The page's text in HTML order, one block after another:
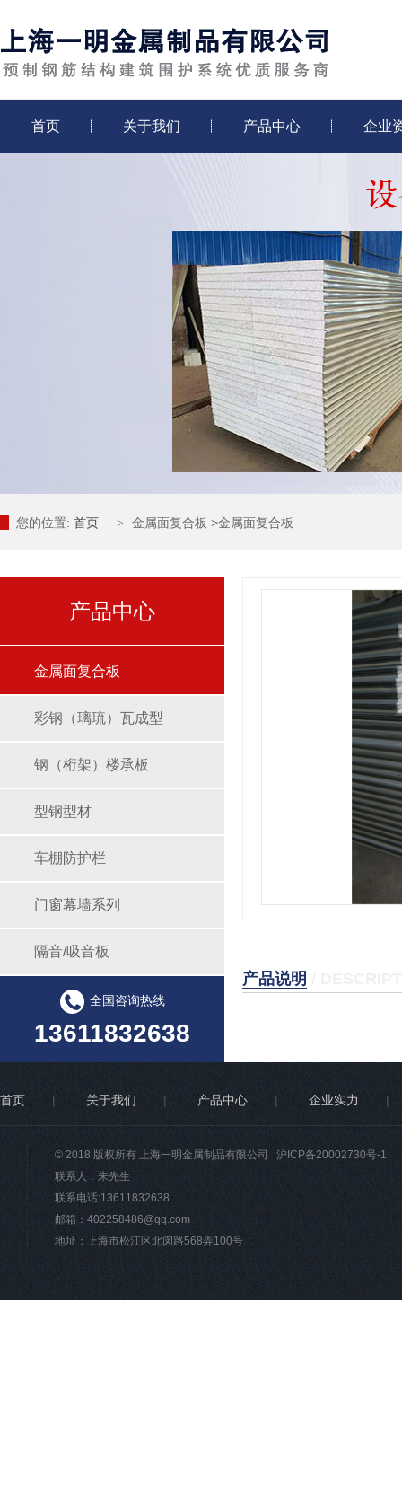
首页 关于我们 产品中心 企业
您的位置: 首页 > 金属面复合板 >金属面复合板
产品中心
金属面复合板
彩钢（璃琉）瓦成型
钢（桁架）楼承板
型钢型材
车棚防护栏
门窗幕墙系列
隔音/吸音板
全国咨询热线
13611832638
产品说明
首页 | 关于我们 | 产品中心 | 企业实力 |
© 2018 版权所有 上海一明金属制品有限公司 沪ICP备20002730号-1
联系人：朱先生
联系电话:13611832638
邮箱： 402258486@qq.com
地址：上海市松江区北闵路568弄100号